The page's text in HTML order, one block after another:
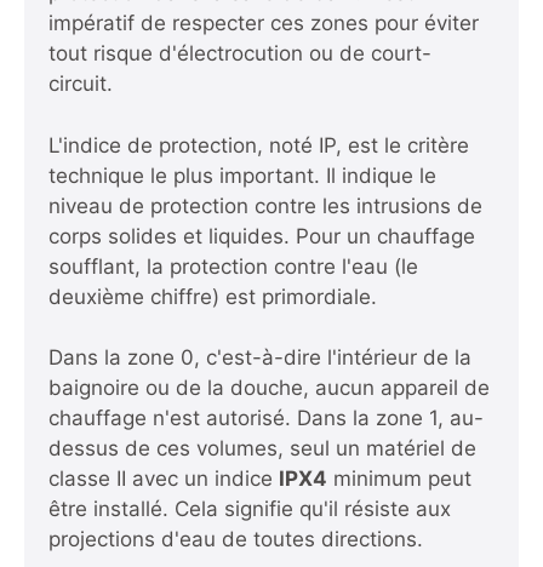
impératif de respecter ces zones pour éviter
tout risque d'électrocution ou de court-
circuit.
L'indice de protection, noté IP, est le critère
technique le plus important. Il indique le
niveau de protection contre les intrusions de
corps solides et liquides. Pour un chauffage
soufflant, la protection contre l'eau (le
deuxième chiffre) est primordiale.
Dans la zone 0, c'est-à-dire l'intérieur de la
baignoire ou de la douche, aucun appareil de
chauffage n'est autorisé. Dans la zone 1, au-
dessus de ces volumes, seul un matériel de
classe II avec un indice IPX4 minimum peut
être installé. Cela signifie qu'il résiste aux
projections d'eau de toutes directions.